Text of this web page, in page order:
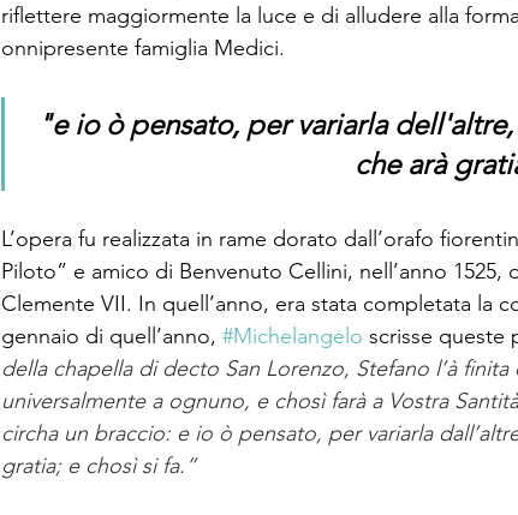
riflettere maggiormente la luce e di alludere alla
onnipresente famiglia Medici.
"e io ò pensato, per variarla
che arà
L’opera fu realizzata in rame dorato dall’orafo
Piloto” e amico di Benvenuto Cellini, nell’anno
Clemente VII. In quell’anno, era stata completata la
gennaio di quell’anno, #Michelangelo scrisse queste
della chapella di decto San Lorenzo, Stefano l’à
universalmente a ognuno, e chosì farà a Vostra
circha un braccio: e io ò pensato, per variarla
gratia; e chosì si fa.”